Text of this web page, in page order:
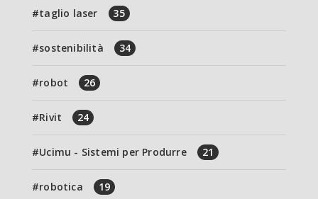
taglio laser 35
sostenibilità 34
robot 26
Rivit 24
Ucimu - Sistemi per Produrre 21
robotica 19